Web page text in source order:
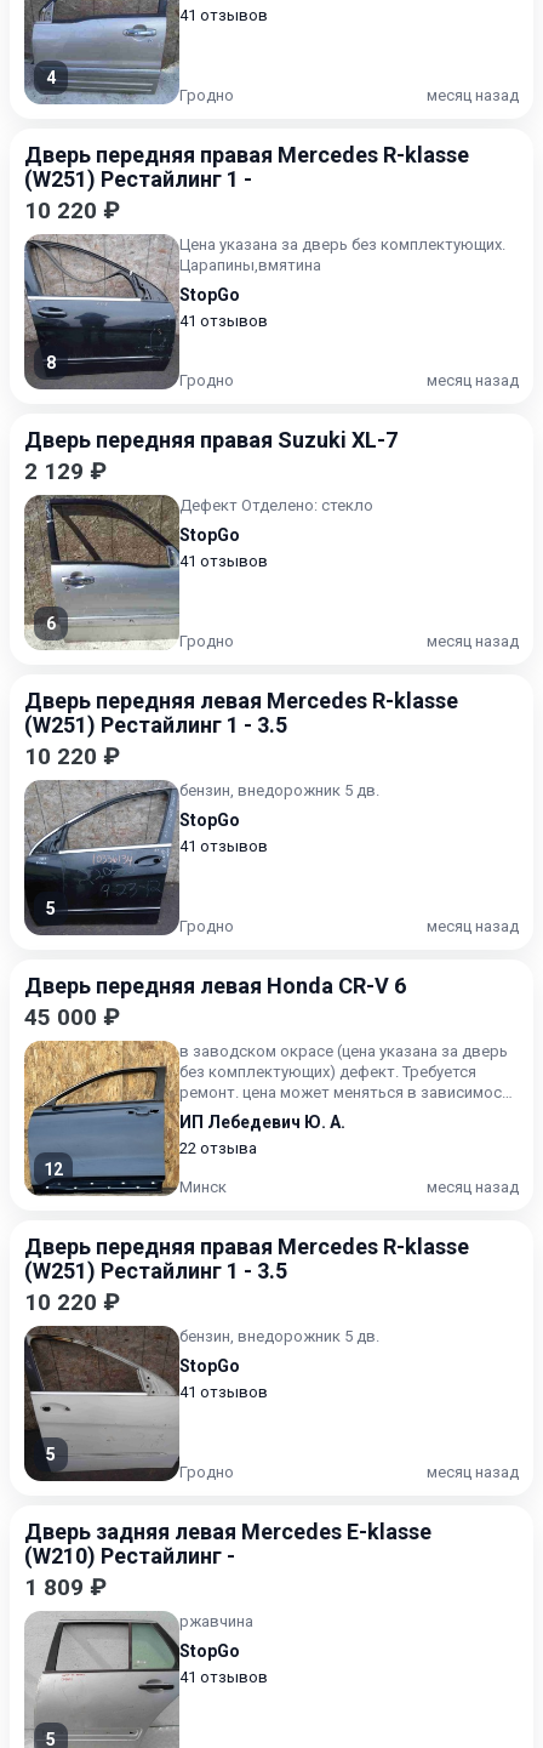
4
41 отзывов
Гродно месяц назад
Дверь передняя правая Mercedes R-klasse
(W251) Рестайлинг 1 -
10 220 ₽
8
Цена указана за дверь без комплектующих.
Царапины,вмятина
StopGo
41 отзывов
Гродно месяц назад
Дверь передняя правая Suzuki XL-7
2 129 ₽
6
Дефект Отделено: стекло
StopGo
41 отзывов
Гродно месяц назад
Дверь передняя левая Mercedes R-klasse
(W251) Рестайлинг 1 - 3.5
10 220 ₽
5
бензин, внедорожник 5 дв.
StopGo
41 отзывов
Гродно месяц назад
Дверь передняя левая Honda CR-V 6
45 000 ₽
12
в заводском окрасе (цена указана за дверь
без комплектующих) дефект. Требуется
ремонт. цена может меняться в зависимости
от курсов валют - к...
ИП Лебедевич Ю. А.
22 отзыва
Минск месяц назад
Дверь передняя правая Mercedes R-klasse
(W251) Рестайлинг 1 - 3.5
10 220 ₽
5
бензин, внедорожник 5 дв.
StopGo
41 отзывов
Гродно месяц назад
Дверь задняя левая Mercedes E-klasse
(W210) Рестайлинг -
1 809 ₽
5
ржавчина
StopGo
41 отзывов